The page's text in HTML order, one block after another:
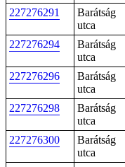
227276291
Barátság
utca
227276294
Barátság
utca
227276296
Barátság
utca
227276298
Barátság
utca
227276300
Barátság
utca